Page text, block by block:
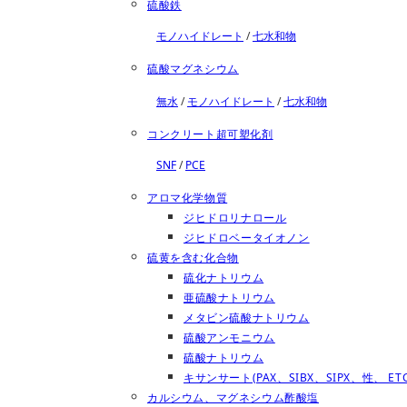
硫酸鉄
モノハイドレート /七水和物
硫酸マグネシウム
無水/モノハイドレート /七水和物
コンクリート超可塑化剤
SNF/PCE
アロマ化学物質
ジヒドロリナロール
ジヒドロベータイオノン
硫黄を含む化合物
硫化ナトリウム
亜硫酸ナトリウム
メタビン硫酸ナトリウム
硫酸アンモニウム
硫酸ナトリウム
キサンサート(PAX、SIBX、SIPX、性、
カルシウム、マグネシウム酢酸塩